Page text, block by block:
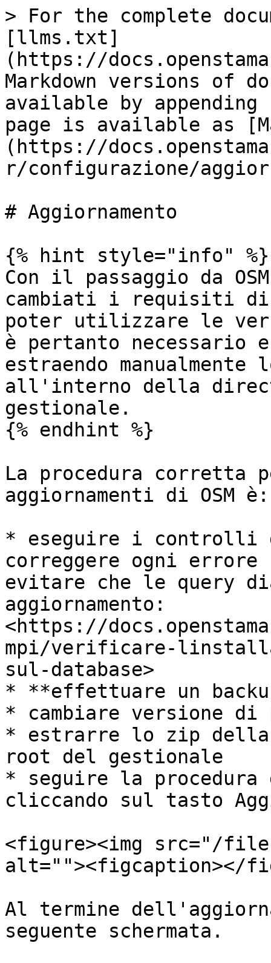
> For the complete
[llms.txt]
(https://
Markdown versions of
available by
page is available as
(https://
r/configurazione/
# Aggiornamento
{% hint style="info" %}
Con il passaggio da
cambiati i requisiti di
poter utilizzare le
è pertanto necessario
estraendo
all'interno della
gestionale.
{% endhint %}
La procedura
aggiornamenti di OSM è:
* eseguire i controlli
correggere ogni errore
evitare che le query
aggiornamento:
<https://
mpi/verificare-
sul-database>
* **effettuare un
* cambiare versione di
* estrarre lo zip
root del gestionale
* seguire la procedura
cliccando sul tasto
<figure><img src="/
alt=""><figcaption></
Al termine
seguente schermata.​